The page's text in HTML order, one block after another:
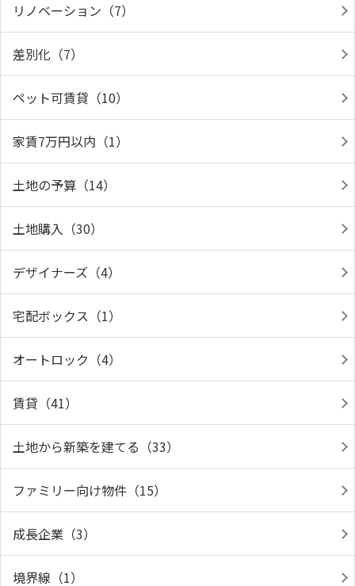
リノベーション（7）
差別化（7）
ペット可賃貸（10）
家賃7万円以内（1）
土地の予算（14）
土地購入（30）
デザイナーズ（4）
宅配ボックス（1）
オートロック（4）
賃貸（41）
土地から新築を建てる（33）
ファミリー向け物件（15）
成長企業（3）
境界線（1）